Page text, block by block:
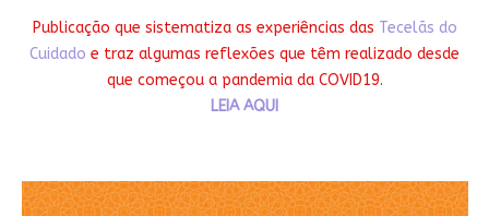
Publicação que sistematiza as experiências das Tecelãs do
Cuidado e traz algumas reflexões que têm realizado desde
que começou a pandemia da COVID19.
LEIA AQUI